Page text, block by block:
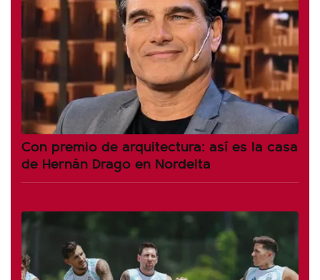
Con premio de arquitectura: así es la casa
de Hernán Drago en Nordelta